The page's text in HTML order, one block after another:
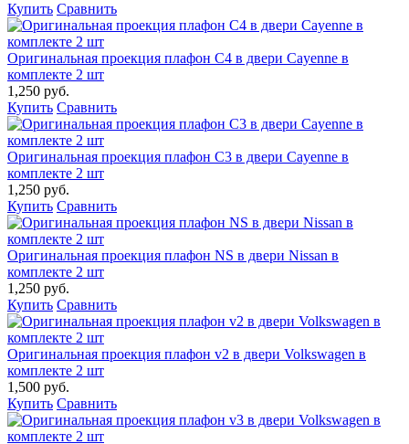
Купить Сравнить
Оригинальная проекция плафон C4 в двери Cayenne в
комплекте 2 шт
1,250 руб.
Купить Сравнить
Оригинальная проекция плафон C3 в двери Cayenne в
комплекте 2 шт
1,250 руб.
Купить Сравнить
Оригинальная проекция плафон NS в двери Nissan в
комплекте 2 шт
1,250 руб.
Купить Сравнить
Оригинальная проекция плафон v2 в двери Volkswagen в
комплекте 2 шт
1,500 руб.
Купить Сравнить